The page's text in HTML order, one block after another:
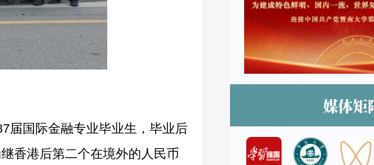
届国际金融专业毕业生，毕业后
香港后第二个在境外的人民币
媒体矩